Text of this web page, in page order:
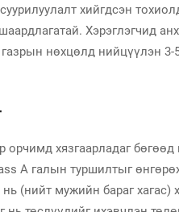
хийгдсэн
Хэрэглэгчид
газрын нөхцөлд нийцүүлэн
хязгаарладаг бөгөөд
A галын туршилтыг
(нийт мужийн бараг хагас)